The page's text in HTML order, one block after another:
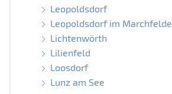
Leopoldsdorf
Leopoldsdorf im Marchfelde
Lichtenwörth
Lilienfeld
Loosdorf
Lunz am See